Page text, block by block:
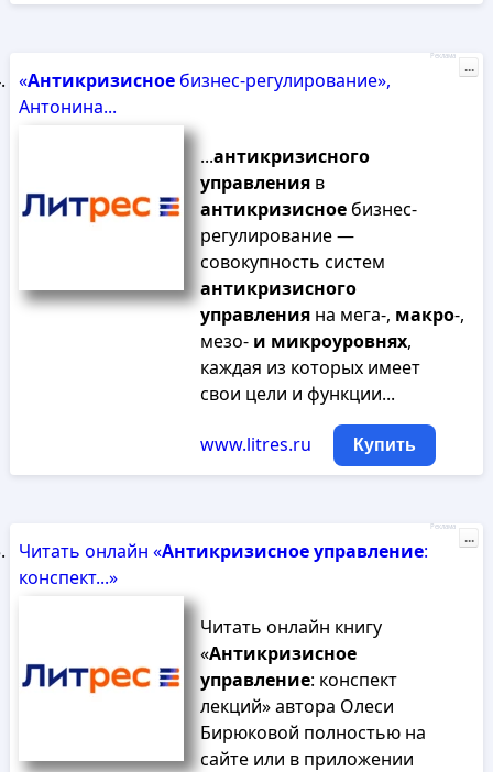
«Антикризисноебизнес-регулирование»,
Антонина...
...антикризисного
управленияв
антикризисноебизнес-
регулирование —
совокупность систем
антикризисного
управленияна мега-, макро-,
мезо- и микроуровнях,
каждая из которых имеет
свои цели и функции...
www.litres.ru Купить
Реклама
...
Читать онлайн «Антикризисноеуправление:
конспект...»
Читать онлайн книгу
«Антикризисное
управление: конспект
лекций» автора Олеси
Бирюковой полностью на
сайте или в приложении
Реклама
...